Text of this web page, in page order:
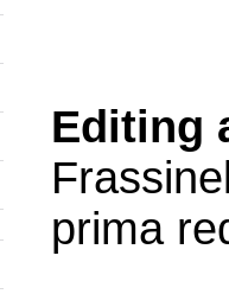
Editing
prima